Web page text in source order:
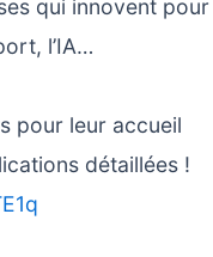
qui innovent pour
l’IA…
pour leur accueil
détaillées !